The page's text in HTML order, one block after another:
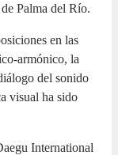
Palma del Río.
en las
armónico, la
del sonido
visual ha sido
International